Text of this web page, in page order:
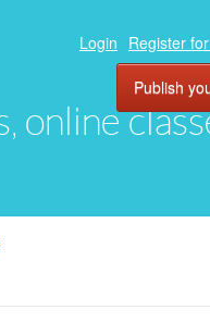
online
Login Register
Publish